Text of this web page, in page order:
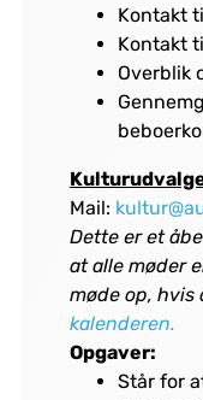
Kontakt
Kontakt
Overblik
Mail:
Dette er et
at alle møder
møde op, hvis
kalenderen.
Opgaver:
Står for